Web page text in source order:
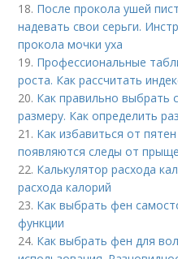
18. После прокола ушей
надевать свои серьги.
прокола мочки уха
19. Профессиональные
роста. Как рассчитать
20. Как правильно выбрать
размеру. Как определить
21. Как избавиться от
появляются следы от
22. Калькулятор расхода
расхода калорий
23. Как выбрать фен
функции
24. Как выбрать фен для